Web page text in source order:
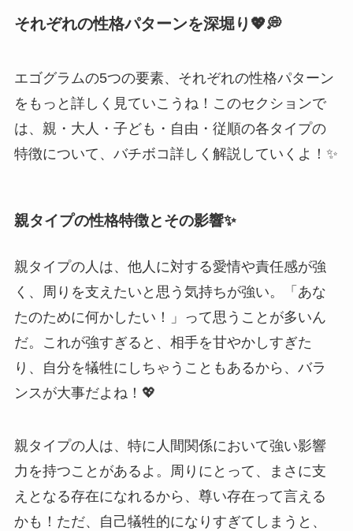
それぞれの性格パターンを深堀り💖💭
エゴグラムの5つの要素、それぞれの性格パターン
をもっと詳しく見ていこうね！このセクションで
は、親・大人・子ども・自由・従順の各タイプの
特徴について、バチボコ詳しく解説していくよ！✨
親タイプの性格特徴とその影響✨
親タイプの人は、他人に対する愛情や責任感が強
く、周りを支えたいと思う気持ちが強い。「あな
たのために何かしたい！」って思うことが多いん
だ。これが強すぎると、相手を甘やかしすぎた
り、自分を犠牲にしちゃうこともあるから、バラ
ンスが大事だよね！💖
親タイプの人は、特に人間関係において強い影響
力を持つことがあるよ。周りにとって、まさに支
えとなる存在になれるから、尊い存在って言える
かも！ただ、自己犠牲的になりすぎてしまうと、